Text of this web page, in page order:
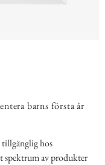
barns första år
tillgänglig hos
spektrum av produkter